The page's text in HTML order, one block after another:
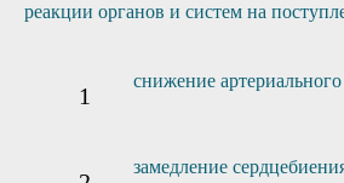
реакции органов и систем на
снижение
замедление